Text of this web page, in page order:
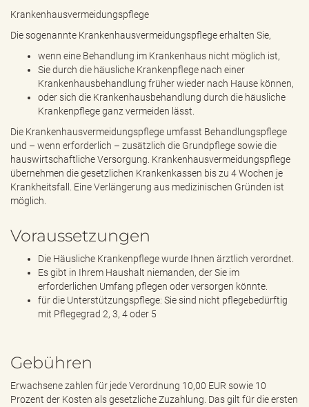
Krankenhausvermeidungspflege
Die sogenannte Krankenhausvermeidungspflege erhalten Sie,
wenn eine Behandlung im Krankenhaus nicht möglich ist,
Sie durch die häusliche Krankenpflege nach einer
Krankenhausbehandlung früher wieder nach Hause können,
oder sich die Krankenhausbehandlung durch die häusliche
Krankenpflege ganz vermeiden lässt.
Die Krankenhausvermeidungspflege umfasst Behandlungspflege
und – wenn erforderlich – zusätzlich die Grundpflege sowie die
hauswirtschaftliche Versorgung. Krankenhausvermeidungspflege
übernehmen die gesetzlichen Krankenkassen bis zu 4 Wochen je
Krankheitsfall. Eine Verlängerung aus medizinischen Gründen ist
möglich.
Voraussetzungen
Die Häusliche Krankenpflege wurde Ihnen ärztlich verordnet.
Es gibt in Ihrem Haushalt niemanden, der Sie im
erforderlichen Umfang pflegen oder versorgen könnte.
für die Unterstützungspflege: Sie sind nicht pflegebedürftig
mit Pflegegrad 2, 3, 4 oder 5
Gebühren
Erwachsene zahlen für jede Verordnung 10,00 EUR sowie 10
Prozent der Kosten als gesetzliche Zuzahlung. Das gilt für die ersten